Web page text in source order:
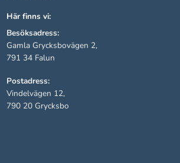
Här finns vi:
Besöksadress:
Gamla Grycksbovägen 2,
791 34 Falun
Postadress:
Vindelvägen 12,
790 20 Grycksbo
Statistik
kunna
förbättra
hemsidans
och
uppbyggnad,
baserat på